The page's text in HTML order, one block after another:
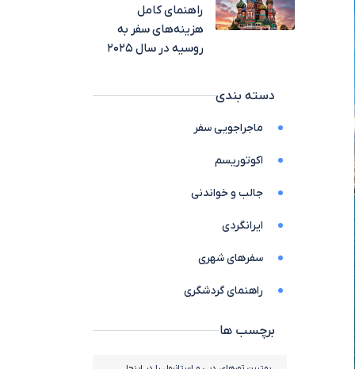
راهنمای کامل
هزینه‌های سفر به
روسیه در سال ۲۰۲۵
دسته بندی
ماجراجویی سفر
اکوتوریسم
جالب و خواندنی
ایرانگردی
سفرهای شهری
راهنمای گردشگری
برچسب ها